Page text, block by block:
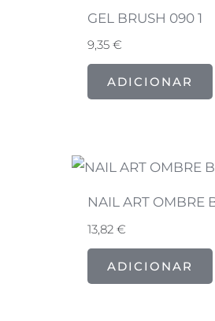
GEL BRUSH 090 1
9,35€
ADICIONAR
NAIL ART OMBRE
13,82€
ADICIONAR